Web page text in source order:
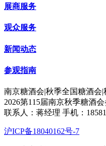
展商服务
观众服务
新闻动态
参观指南
南京糖酒会|秋季全国糖酒会
2026第115届南京秋季糖酒
联系人：蒋经理 手机：
沪ICP备18040162号-7